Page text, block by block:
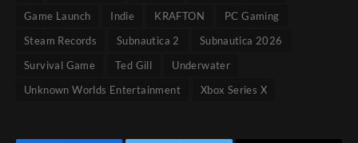
Game Launch
Indie KRAFTON
PC Gaming
Steam Records
Subnautica 2
Subnautica 2026
Survival Game
Ted Gill
Underwater
Unknown Worlds Entertainment
Xbox Series X